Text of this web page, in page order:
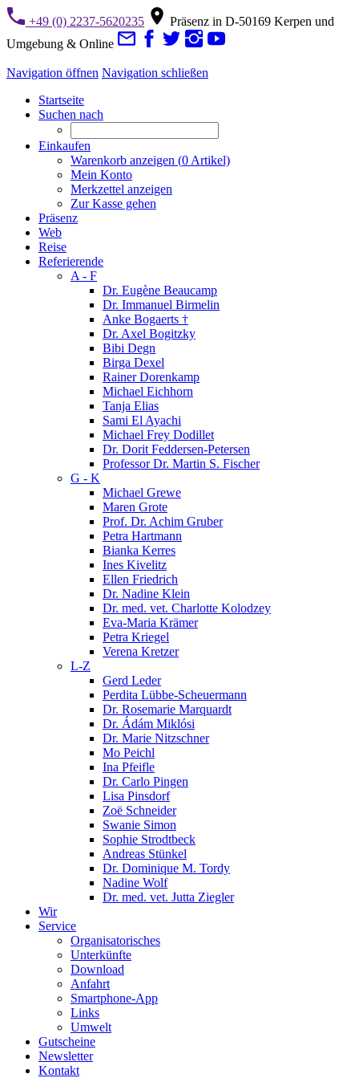
+49 (0) 2237-5620235
Präsenz in D-50169 Kerpen und
Umgebung & Online
Navigation öffnen Navigation schließen
Startseite
Suchen nach
Einkaufen
Warenkorb anzeigen (0 Artikel)
Mein Konto
Merkzettel anzeigen
Zur Kasse gehen
Präsenz
Web
Reise
Referierende
A - F
Dr. Eugène Beaucamp
Dr. Immanuel Birmelin
Anke Bogaerts †
Dr. Axel Bogitzky
Bibi Degn
Birga Dexel
Rainer Dorenkamp
Michael Eichhorn
Tanja Elias
Sami El Ayachi
Michael Frey Dodillet
Dr. Dorit Feddersen-Petersen
Professor Dr. Martin S. Fischer
G - K
Michael Grewe
Maren Grote
Prof. Dr. Achim Gruber
Petra Hartmann
Bianka Kerres
Ines Kivelitz
Ellen Friedrich
Dr. Nadine Klein
Dr. med. vet. Charlotte Kolodzey
Eva-Maria Krämer
Petra Kriegel
Verena Kretzer
L-Z
Gerd Leder
Perdita Lübbe-Scheuermann
Dr. Rosemarie Marquardt
Dr. Ádám Miklósi
Dr. Marie Nitzschner
Mo Peichl
Ina Pfeifle
Dr. Carlo Pingen
Lisa Pinsdorf
Zoë Schneider
Swanie Simon
Sophie Strodtbeck
Andreas Stünkel
Dr. Dominique M. Tordy
Nadine Wolf
Dr. med. vet. Jutta Ziegler
Wir
Service
Organisatorisches
Unterkünfte
Download
Anfahrt
Smartphone-App
Links
Umwelt
Gutscheine
Newsletter
Kontakt